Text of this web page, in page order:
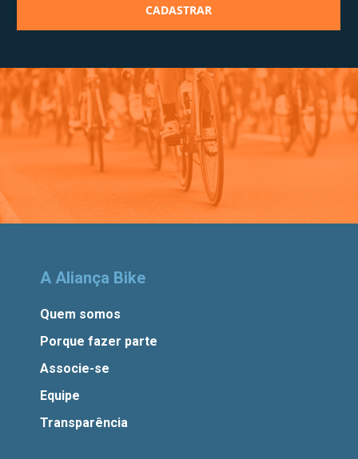
A Aliança Bike
Quem somos
Porque fazer parte
Associe-se
Equipe
Transparência